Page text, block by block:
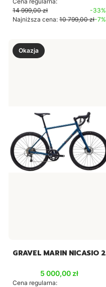
14 999,00 zł
-33%
Najniższa cena: 10 799,00 zł-7%
Okazja
GRAVEL MARIN NICASIO 2
Cena promocyjna
5 000,00 zł
Cena regularna: